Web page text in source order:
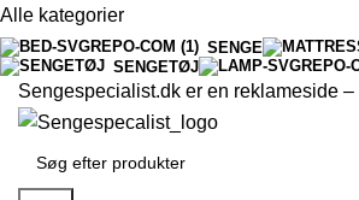
Alle kategorier
SENGE
SENGETØJ
Sengespecialist.dk er en reklameside –